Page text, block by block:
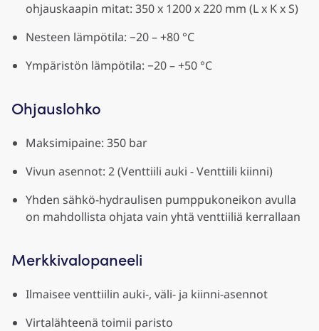
ohjauskaapin mitat: 350 x 1200 x 220 mm (L x K x S)
Nesteen lämpötila: −20 – +80 °C
Ympäristön lämpötila: −20 – +50 °C
Ohjauslohko
Maksimipaine: 350 bar
Vivun asennot: 2 (Venttiili auki - Venttiili kiinni)
Yhden sähkö-hydraulisen pumppukoneikon avulla
on mahdollista ohjata vain yhtä venttiiliä kerrallaan
Merkkivalopaneeli
Ilmaisee venttiilin auki-, väli- ja kiinni-asennot
Virtalähteenä toimii paristo